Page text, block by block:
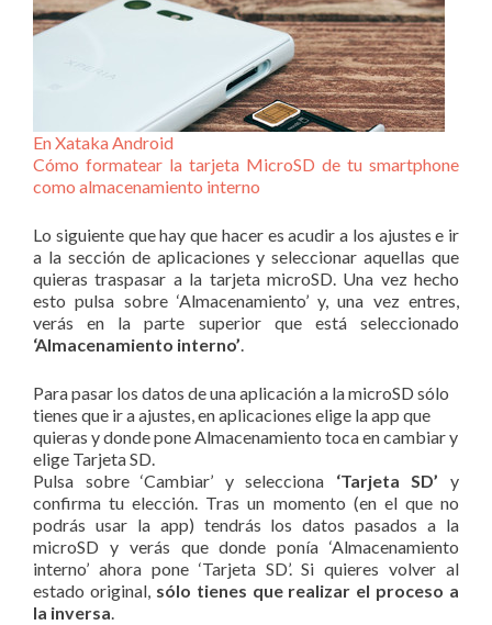
En Xataka Android
Cómo formatear la tarjeta MicroSD de tu smartphone
como almacenamiento interno
Lo siguiente que hay que hacer es acudir a los ajustes e ir
a la sección de aplicaciones y seleccionar aquellas que
quieras traspasar a la tarjeta microSD. Una vez hecho
esto pulsa sobre ‘Almacenamiento’ y, una vez entres,
verás en la parte superior que está seleccionado
‘Almacenamiento interno’.
Para pasar los datos de una aplicación a la microSD sólo
tienes que ir a ajustes, en aplicaciones elige la app que
quieras y donde pone Almacenamiento toca en cambiar y
elige Tarjeta SD.
Pulsa sobre ‘Cambiar’ y selecciona ‘Tarjeta SD’ y
confirma tu elección. Tras un momento (en el que no
podrás usar la app) tendrás los datos pasados a la
microSD y verás que donde ponía ‘Almacenamiento
interno’ ahora pone ‘Tarjeta SD’. Si quieres volver al
estado original, sólo tienes que realizar el proceso a
la inversa.